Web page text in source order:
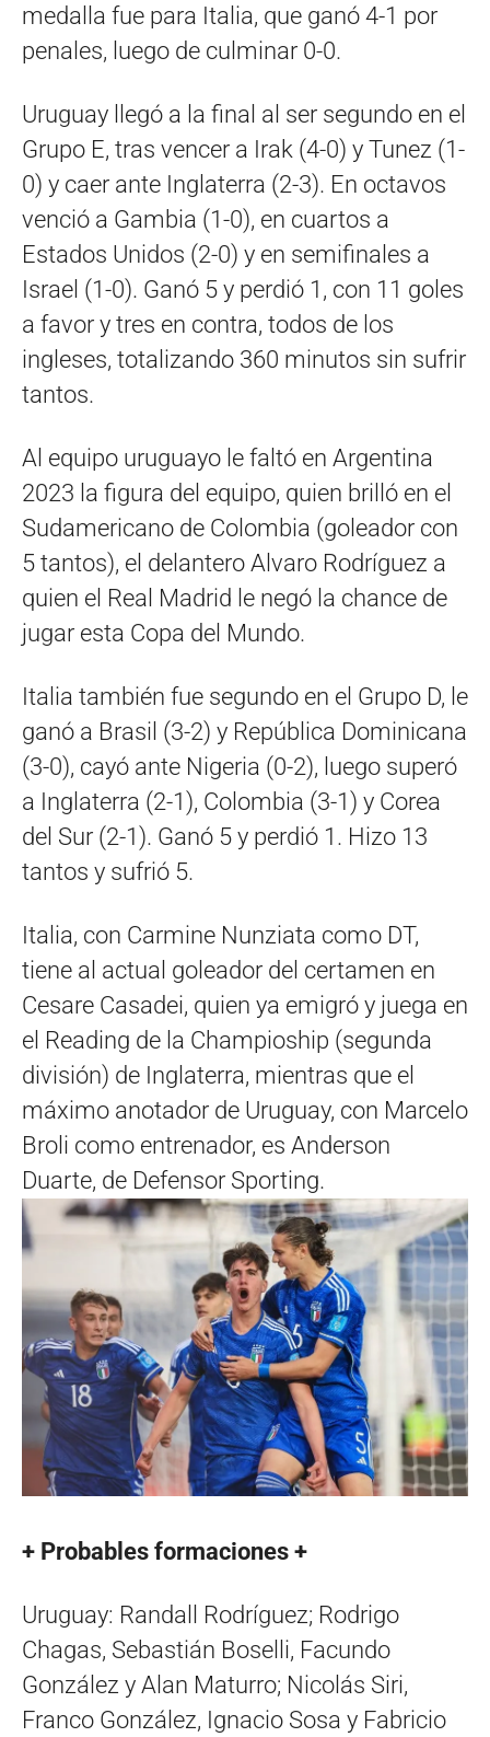
medalla fue para Italia, que ganó 4-1 por
penales, luego de culminar 0-0.
Uruguay llegó a la final al ser segundo en el
Grupo E, tras vencer a Irak (4-0) y Tunez (1-
0) y caer ante Inglaterra (2-3). En octavos
venció a Gambia (1-0), en cuartos a
Estados Unidos (2-0) y en semifinales a
Israel (1-0). Ganó 5 y perdió 1, con 11 goles
a favor y tres en contra, todos de los
ingleses, totalizando 360 minutos sin sufrir
tantos.
Al equipo uruguayo le faltó en Argentina
2023 la figura del equipo, quien brilló en el
Sudamericano de Colombia (goleador con
5 tantos), el delantero Alvaro Rodríguez a
quien el Real Madrid le negó la chance de
jugar esta Copa del Mundo.
Italia también fue segundo en el Grupo D, le
ganó a Brasil (3-2) y República Dominicana
(3-0), cayó ante Nigeria (0-2), luego superó
a Inglaterra (2-1), Colombia (3-1) y Corea
del Sur (2-1). Ganó 5 y perdió 1. Hizo 13
tantos y sufrió 5.
Italia, con Carmine Nunziata como DT,
tiene al actual goleador del certamen en
Cesare Casadei, quien ya emigró y juega en
el Reading de la Champioship (segunda
división) de Inglaterra, mientras que el
máximo anotador de Uruguay, con Marcelo
Broli como entrenador, es Anderson
Duarte, de Defensor Sporting.
+ Probables formaciones +
Uruguay: Randall Rodríguez; Rodrigo
Chagas, Sebastián Boselli, Facundo
González y Alan Maturro; Nicolás Siri,
Franco González, Ignacio Sosa y Fabricio